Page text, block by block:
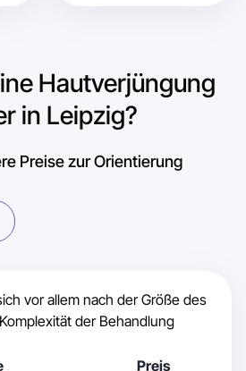
Hautverjüngung
in Leipzig?
Preise zur Orientierung
vor allem nach der Größe des
der Behandlung
Preis